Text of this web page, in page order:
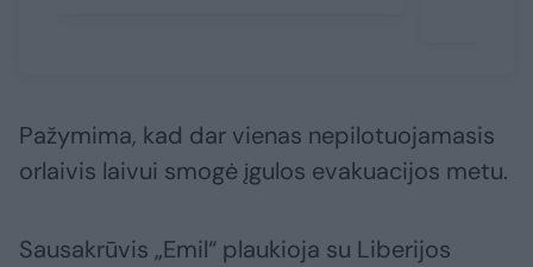
Pažymima, kad dar vienas nepilotuojamasis
orlaivis laivui smogė įgulos evakuacijos metu.
Sausakrūvis „Emil“ plaukioja su Liberijos